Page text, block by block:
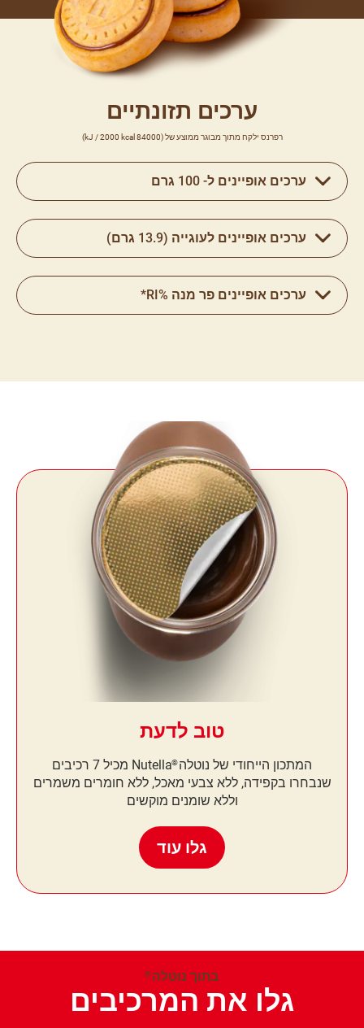
ערכים תזונתיים
רפרנס ילקח מתוך מבוגר ממוצע של (84000 kJ / 2000 kcal)
ערכים אופיינים ל- 100 גרם
ערכים אופיינים לעוגייה (13.9 גרם)
ערכים אופיינים פר מנה %RI*
טוב לדעת
המתכון הייחודי של נוטלה Nutella®
מכיל 7 רכיבים
שנבחרו בקפידה, ללא צבעי מאכל, ללא חומרים משמרים
וללא שומנים מוקשים
גלו עוד
בתוך נוטלה®
גלו את המרכיבים